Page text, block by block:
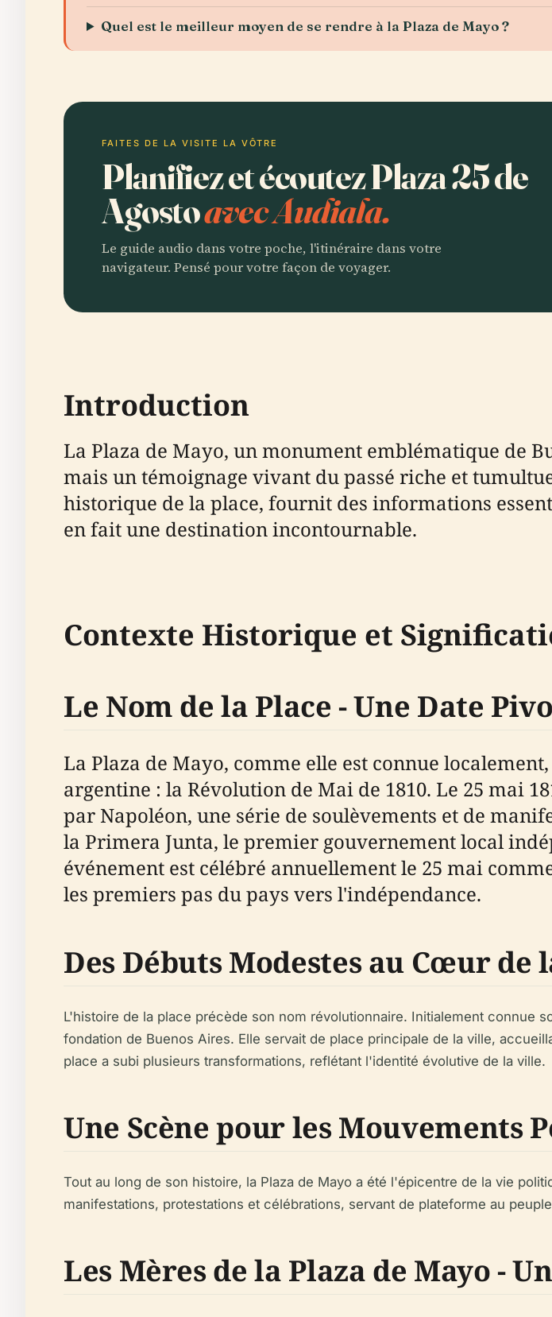
Quel est le meilleur moyen de se rendre à la Plaza de Mayo ?
FAITES DE LA VISITE LA VÔTRE
Planifiez et écoutez Plaza 25 de
Agostoavec Audiala.
Le guide audio dans votre poche, l'itinéraire dans votre
navigateur. Pensé pour votre façon de voyager.
Introduction
La Plaza de Mayo, un monument emblématique de
mais un témoignage vivant du passé riche et
historique de la place, fournit des informations
en fait une destination incontournable.
Contexte Historique et
Le Nom de la Place - Une Date
La Plaza de Mayo, comme elle est connue
argentine : la Révolution de Mai de 1810. Le 25 mai
par Napoléon, une série de soulèvements et de
la Primera Junta, le premier gouvernement local
événement est célébré annuellement le 25 mai
les premiers pas du pays vers l'indépendance.
Des Débuts Modestes au Cœur de
L'histoire de la place précède son nom révolutionnaire. Initialement connue
fondation de Buenos Aires. Elle servait de place principale de la ville,
place a subi plusieurs transformations, reflétant l'identité évolutive de la ville.
Une Scène pour les Mouvements
Tout au long de son histoire, la Plaza de Mayo a été l'épicentre de la vie
manifestations, protestations et célébrations, servant de plateforme au
Les Mères de la Plaza de Mayo -